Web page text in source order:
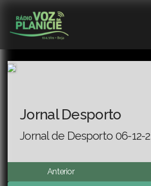
Jornal Desporto
Jornal de Desporto 06-12-
Anterior